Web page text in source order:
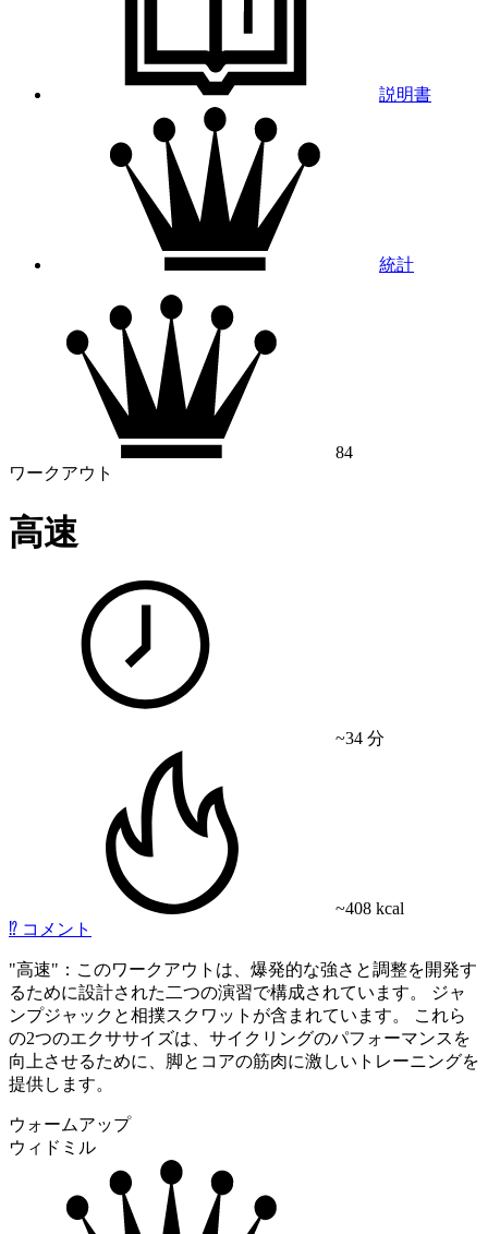
説明書
統計
84
ワークアウト
高速
~34 分
~408 kcal
⁉️ コメント
"高速"：このワークアウトは、爆発的な強さと調整を開発す
るために設計された二つの演習で構成されています。 ジャ
ンプジャックと相撲スクワットが含まれています。 これら
の2つのエクササイズは、サイクリングのパフォーマンスを
向上させるために、脚とコアの筋肉に激しいトレーニングを
提供します。
ウォームアップ
ウィドミル